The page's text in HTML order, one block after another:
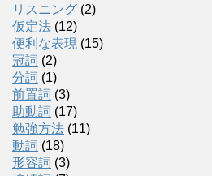
リスニング (2)
仮定法 (12)
便利な表現 (15)
冠詞 (2)
分詞 (1)
前置詞 (3)
助動詞 (17)
勉強方法 (11)
動詞 (18)
形容詞 (3)